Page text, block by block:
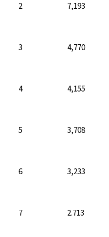
2 7,193
3 4,770
4 4,155
5 3,708
6 3,233
7 2.713